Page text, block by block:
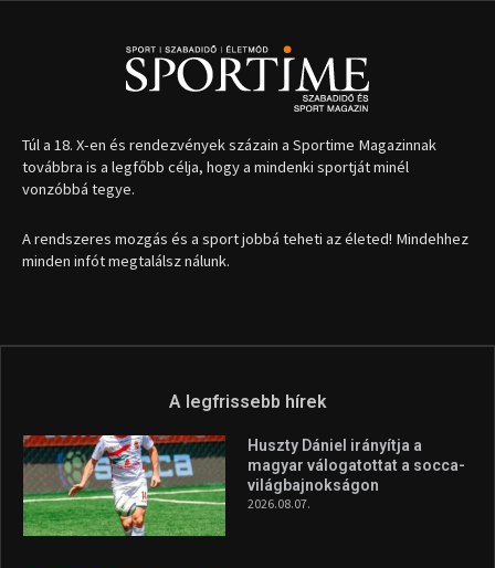
Túl a 18. X-en és rendezvények százain a Sportime Magazinnak
továbbra is a legfőbb célja, hogy a mindenki sportját minél
vonzóbbá tegye.
A rendszeres mozgás és a sport jobbá teheti az életed! Mindehhez
minden infót megtalálsz nálunk.
A legfrissebb hírek
Huszty Dániel irányítja a
magyar válogatottat a socca-
világbajnokságon
2026.08.07.